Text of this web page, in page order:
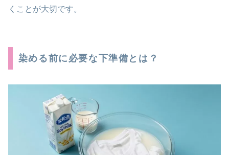
くことが大切です。
染める前に必要な下準備とは？